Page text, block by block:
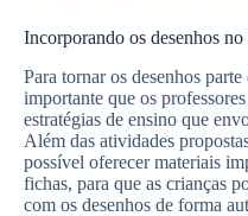
Incorporando os desenhos
Para tornar os desenhos
importante que os
estratégias de ensino que
Além das atividades
possível oferecer materiais
fichas, para que as crianças
com os desenhos de forma